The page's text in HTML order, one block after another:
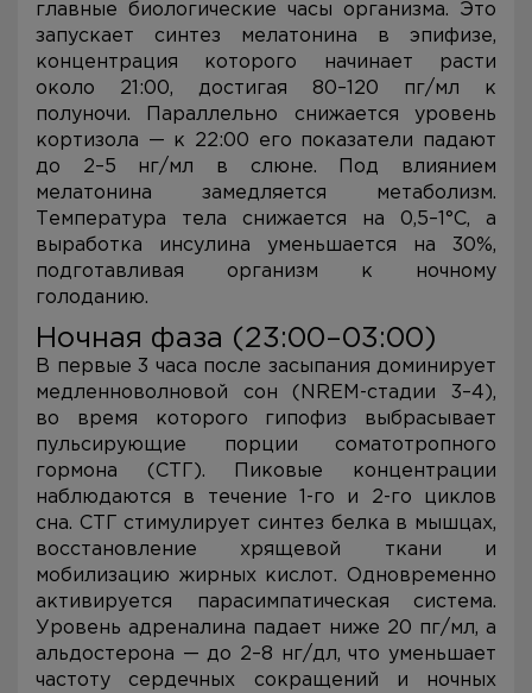
главные биологические часы организма. Это
запускает синтез мелатонина в эпифизе,
концентрация которого начинает расти
около 21:00, достигая 80–120 пг/мл к
полуночи. Параллельно снижается уровень
кортизола — к 22:00 его показатели падают
до 2–5 нг/мл в слюне. Под влиянием
мелатонина замедляется метаболизм.
Температура тела снижается на 0,5–1°C, а
выработка инсулина уменьшается на 30%,
подготавливая организм к ночному
голоданию.
Ночная фаза (23:00–03:00)
В первые 3 часа после засыпания доминирует
медленноволновой сон (NREM-стадии 3–4),
во время которого гипофиз выбрасывает
пульсирующие порции соматотропного
гормона (СТГ). Пиковые концентрации
наблюдаются в течение 1-го и 2-го циклов
сна. СТГ стимулирует синтез белка в мышцах,
восстановление хрящевой ткани и
мобилизацию жирных кислот. Одновременно
активируется парасимпатическая система.
Уровень адреналина падает ниже 20 пг/мл, а
альдостерона — до 2–8 нг/дл, что уменьшает
частоту сердечных сокращений и ночных